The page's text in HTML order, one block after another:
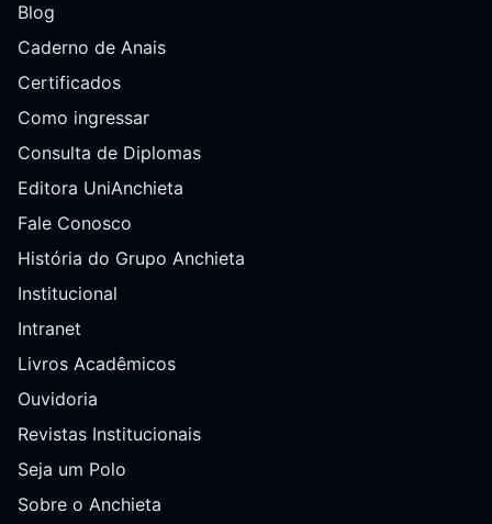
Blog
Caderno de Anais
Certificados
Como ingressar
Consulta de Diplomas
Editora UniAnchieta
Fale Conosco
História do Grupo Anchieta
Institucional
Intranet
Livros Acadêmicos
Ouvidoria
Revistas Institucionais
Seja um Polo
Sobre o Anchieta